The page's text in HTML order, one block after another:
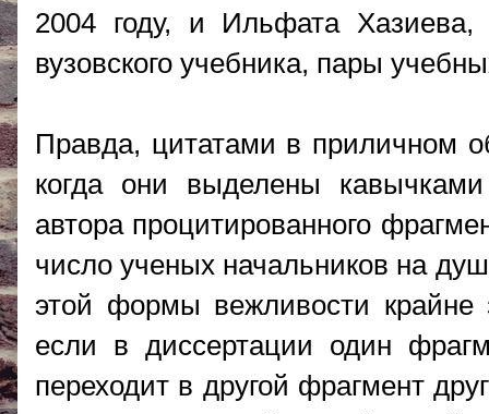
2004 году, и Ильфата
вузовского учебника, пары
Правда, цитатами в приличном
когда они выделены
автора процитированного
число ученых начальников на
этой формы вежливости крайне
если в диссертации один
переходит в другой фрагмент